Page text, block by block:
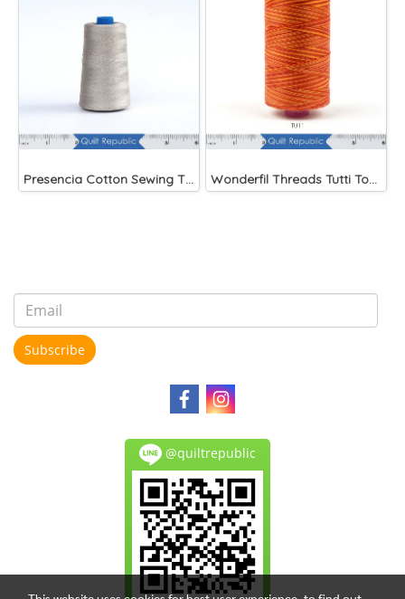
Presencia Cotton Sewing Thread 3-ply 60wt 4882 Yards Grey Wonderfil Threads Tutti Tomato
Subscribe
@quiltrepublic